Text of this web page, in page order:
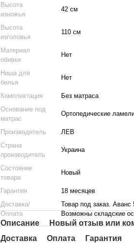
Высота
изножья
42 см
Высота
изголовья
110 см
Материал
обивки
Нет
Ниша для
белья
Нет
Комплектация
Без матраса
Основание под
матрас
Ортопедические
Производитель
ЛЕВ
Страна
производитель
Украина
Состояние
товара
Новый
Гарантия
18 месяцев
Доставка/
Оплата
Товар под заказ. Аванс
Возможны складские
Описание
Новый отзыв или
Доставка
Оплата Гарантия